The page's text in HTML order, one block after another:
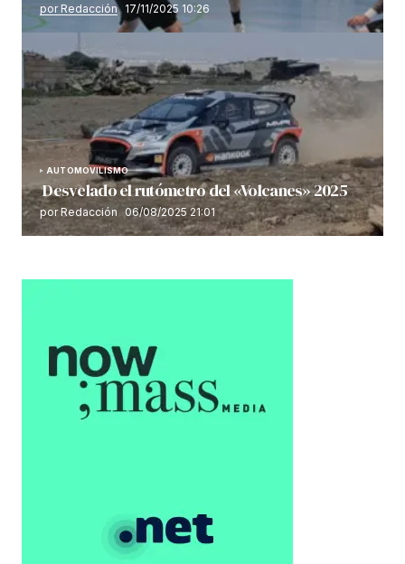
por Redacción 17/11/2025 10:26
AUTOMOVILISMO
Desvelado el rutómetro del «Volcanes» 2025
por Redacción 06/08/2025 21:01